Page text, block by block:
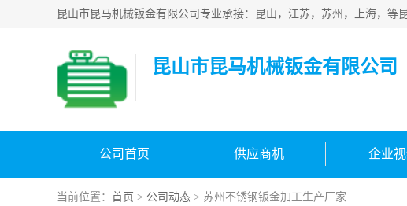
昆山市昆马机械钣金有限公司
公司首页 供应商机 企业
当前位置： 首页 > 公司动态 > 苏州不锈钢钣金加工生产厂家